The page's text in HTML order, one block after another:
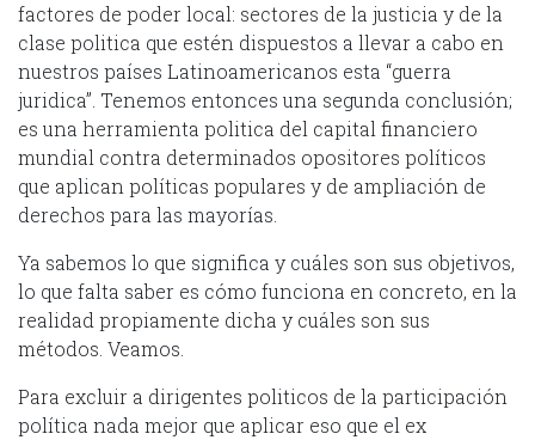
factores de poder local: sectores de la justicia y de la
clase politica que estén dispuestos a llevar a cabo en
nuestros países Latinoamericanos esta “guerra
juridica”. Tenemos entonces una segunda conclusión;
es una herramienta politica del capital financiero
mundial contra determinados opositores políticos
que aplican políticas populares y de ampliación de
derechos para las mayorías.
Ya sabemos lo que significa y cuáles son sus objetivos,
lo que falta saber es cómo funciona en concreto, en la
realidad propiamente dicha y cuáles son sus
métodos. Veamos.
Para excluir a dirigentes politicos de la participación
política nada mejor que aplicar eso que el ex